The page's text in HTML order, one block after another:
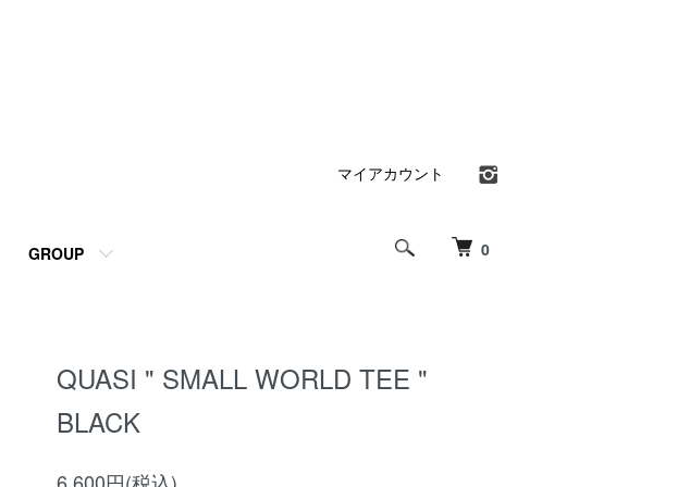
0
GROUP
マイアカウント
QUASI " SMALL WORLD TEE "
BLACK